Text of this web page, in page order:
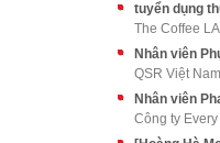
tuyển dụng
The Coffee
Nhân viên
QSR Việt Nam
Nhân viên
Công ty